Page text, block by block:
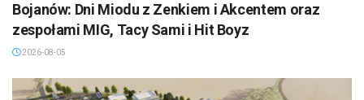
Bojanów: Dni Miodu z Zenkiem i Akcentem oraz
zespołami MIG, Tacy Sami i Hit Boyz
2026-08-05